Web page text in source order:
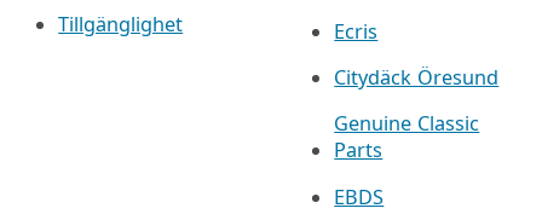
Tillgänglighet
Ecris
Citydäck Öresund
Genuine Classic
Parts
EBDS